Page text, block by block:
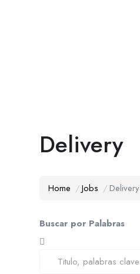
Delivery
Home Jobs Delivery
Buscar por Palabras